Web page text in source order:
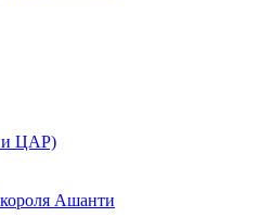
и ЦАР)
Ашанти